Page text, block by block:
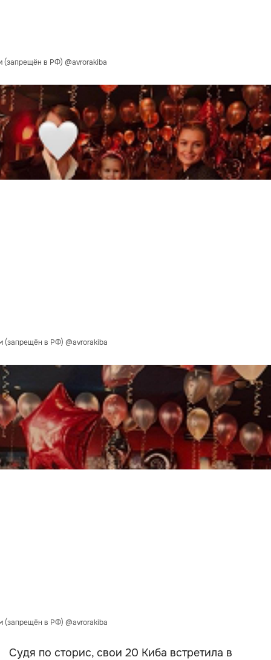
(запрещён в РФ) @avrorakiba
(запрещён в РФ) @avrorakiba
(запрещён в РФ) @avrorakiba
Судя по сторис, свои 20 Киба встретила в